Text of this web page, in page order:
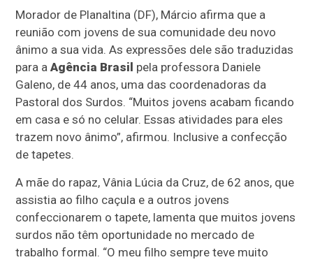
Morador de Planaltina (DF), Márcio afirma que a
reunião com jovens de sua comunidade deu novo
ânimo a sua vida. As expressões dele são traduzidas
para aAgência Brasil pela professora Daniele
Galeno, de 44 anos, uma das coordenadoras da
Pastoral dos Surdos. “Muitos jovens acabam ficando
em casa e só no celular. Essas atividades para eles
trazem novo ânimo”, afirmou. Inclusive a confecção
de tapetes.
A mãe do rapaz, Vânia Lúcia da Cruz, de 62 anos, que
assistia ao filho caçula e a outros jovens
confeccionarem o tapete, lamenta que muitos jovens
surdos não têm oportunidade no mercado de
trabalho formal. “O meu filho sempre teve muito